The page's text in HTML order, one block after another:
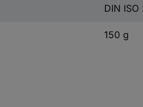
DIN ISO
150 g